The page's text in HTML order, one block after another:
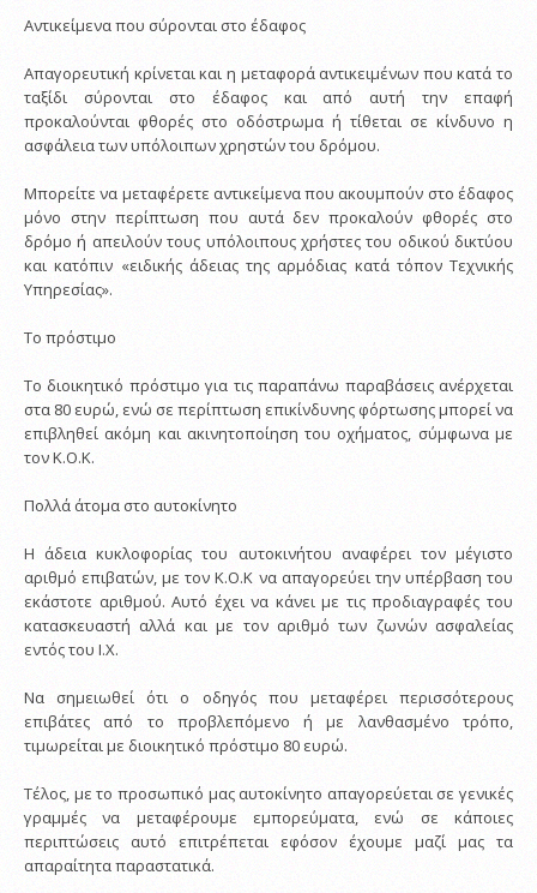
Αντικείμενα που σύρονται στο έδαφος
Απαγορευτική κρίνεται και η μεταφορά αντικειμένων που κατά το
ταξίδι σύρονται στο έδαφος και από αυτή την επαφή
προκαλούνται φθορές στο οδόστρωμα ή τίθεται σε κίνδυνο η
ασφάλεια των υπόλοιπων χρηστών του δρόμου.
Μπορείτε να μεταφέρετε αντικείμενα που ακουμπούν στο έδαφος
μόνο στην περίπτωση που αυτά δεν προκαλούν φθορές στο
δρόμο ή απειλούν τους υπόλοιπους χρήστες του οδικού δικτύου
και κατόπιν «ειδικής άδειας της αρμόδιας κατά τόπον Τεχνικής
Υπηρεσίας».
Το πρόστιμο
Το διοικητικό πρόστιμο για τις παραπάνω παραβάσεις ανέρχεται
στα 80 ευρώ, ενώ σε περίπτωση επικίνδυνης φόρτωσης μπορεί να
επιβληθεί ακόμη και ακινητοποίηση του οχήματος, σύμφωνα με
τον Κ.Ο.Κ.
Πολλά άτομα στο αυτοκίνητο
Η άδεια κυκλοφορίας του αυτοκινήτου αναφέρει τον μέγιστο
αριθμό επιβατών, με τον Κ.Ο.Κ να απαγορεύει την υπέρβαση του
εκάστοτε αριθμού. Αυτό έχει να κάνει με τις προδιαγραφές του
κατασκευαστή αλλά και με τον αριθμό των ζωνών ασφαλείας
εντός του Ι.Χ.
Να σημειωθεί ότι ο οδηγός που μεταφέρει περισσότερους
επιβάτες από το προβλεπόμενο ή με λανθασμένο τρόπο,
τιμωρείται με διοικητικό πρόστιμο 80 ευρώ.
Τέλος, με το προσωπικό μας αυτοκίνητο απαγορεύεται σε γενικές
γραμμές να μεταφέρουμε εμπορεύματα, ενώ σε κάποιες
περιπτώσεις αυτό επιτρέπεται εφόσον έχουμε μαζί μας τα
απαραίτητα παραστατικά.